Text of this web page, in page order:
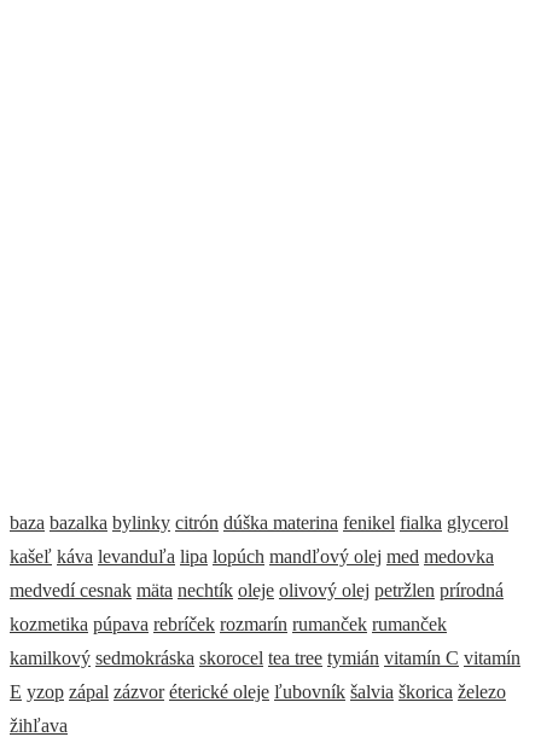
baza bazalka bylinky citrón dúška materina fenikel fialka glycerol
kašeľ káva levanduľa lipa lopúch mandľový olej med medovka
medvedí cesnak mäta nechtík oleje olivový olej petržlen prírodná
kozmetika púpava rebríček rozmarín rumanček rumanček
kamilkový sedmokráska skorocel tea tree tymián vitamín C vitamín
E yzop zápal zázvor éterické oleje ľubovník šalvia škorica železo
žihľava